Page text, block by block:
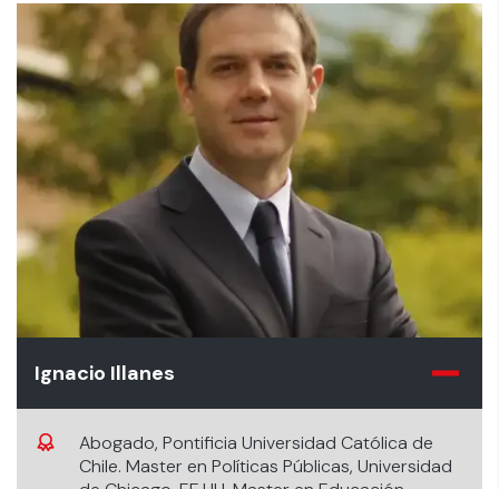
Ignacio Illanes
Abogado, Pontificia Universidad Católica de
Chile. Master en Políticas Públicas, Universidad